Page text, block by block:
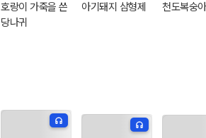
호랑이 가죽을 쓴
당나귀
아기돼지 삼형제 천도복숭아